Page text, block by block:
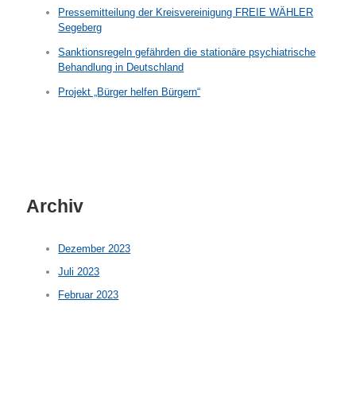
Pressemitteilung der Kreisvereinigung FREIE WÄHLER
Segeberg
Sanktionsregeln gefährden die stationäre psychiatrische
Behandlung in Deutschland
Projekt „Bürger helfen Bürgern“
Archiv
Dezember 2023
Juli 2023
Februar 2023